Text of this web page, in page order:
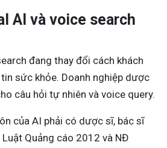
AI và voice search
đang thay đổi cách khách
sức khỏe. Doanh nghiệp dược
câu hỏi tự nhiên và voice query.
của AI phải có dược sĩ, bác sĩ
Quảng cáo 2012 và NĐ